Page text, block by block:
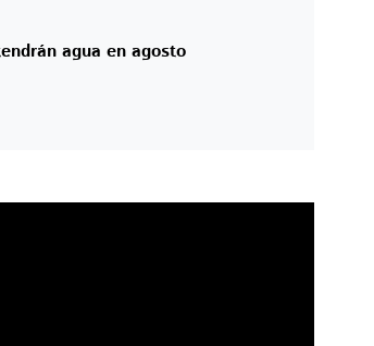
agua en agosto